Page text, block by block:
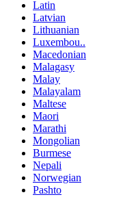
Latin
Latvian
Lithuanian
Luxembou..
Macedonian
Malagasy
Malay
Malayalam
Maltese
Maori
Marathi
Mongolian
Burmese
Nepali
Norwegian
Pashto